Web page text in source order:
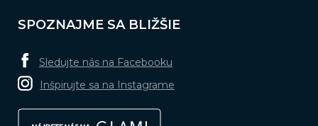
SPOZNAJME SA BLIŽŠIE
Sledujte nás na Facebooku
Inšpirujte sa na Instagrame